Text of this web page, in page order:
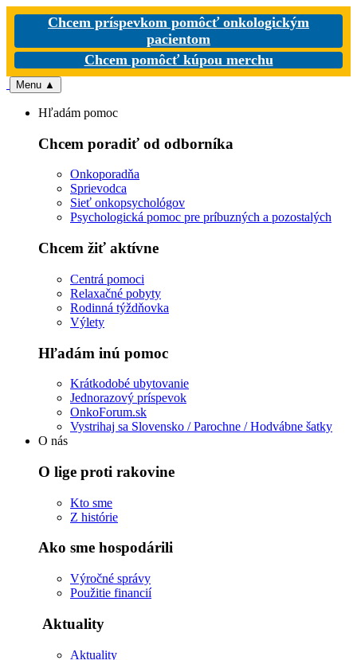
Chcem príspevkom pomôcť onkologickým
pacientom
Chcem pomôcť kúpou merchu
Menu ▲
Hľadám pomoc
Chcem poradiť od odborníka
Onkoporadňa
Sprievodca
Sieť onkopsychológov
Psychologická pomoc pre príbuzných a pozostalých
Chcem žiť aktívne
Centrá pomoci
Relaxačné pobyty
Rodinná týždňovka
Výlety
Hľadám inú pomoc
Krátkodobé ubytovanie
Jednorazový príspevok
OnkoForum.sk
Vystrihaj sa Slovensko / Parochne / Hodvábne šatky
O nás
O lige proti rakovine
Kto sme
Z histórie
Ako sme hospodárili
Výročné správy
Použitie financií
Aktuality
Aktuality